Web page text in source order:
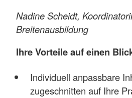
Nadine Scheidt,
Breitenausbildung
Ihre Vorteile auf einen
Individuell anpassbare
zugeschnitten auf Ihre